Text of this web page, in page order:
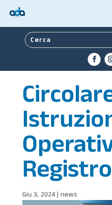
Giu 3, 2024| news